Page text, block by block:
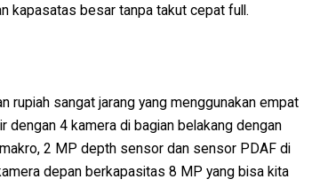
kapasatas besar tanpa takut cepat full.
rupiah sangat jarang yang menggunakan empat
dengan 4 kamera di bagian belakang dengan
2 MP depth sensor dan sensor PDAF di
depan berkapasitas 8 MP yang bisa kita